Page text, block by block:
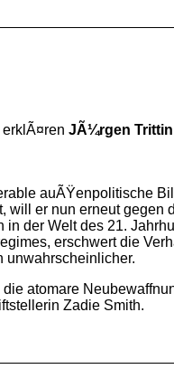
JÃ¼rgen Trittin
auÃŸenpolitische
will er nun erneut gegen
der Welt des 21.
erschwert die
unwahrscheinlicher.
atomare
Zadie Smith.